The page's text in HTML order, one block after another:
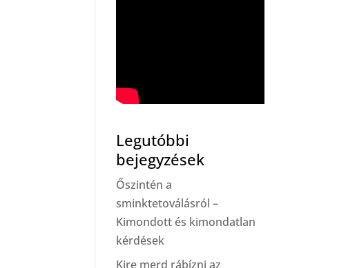
Legutóbbi
bejegyzések
Őszintén a
sminktetoválásról –
Kimondott és kimondatlan
kérdések
Kire merd rábízni az